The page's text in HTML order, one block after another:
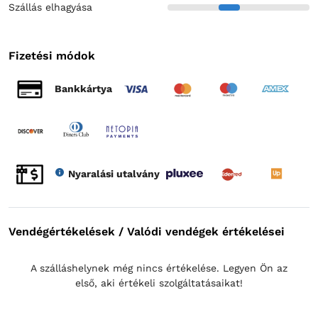
Szállás elhagyása
Fizetési módok
Bankkártya
Nyaralási utalvány
Vendégértékelések / Valódi vendégek értékelései
A szálláshelynek még nincs értékelése. Legyen Ön az
első, aki értékeli szolgáltatásaikat!